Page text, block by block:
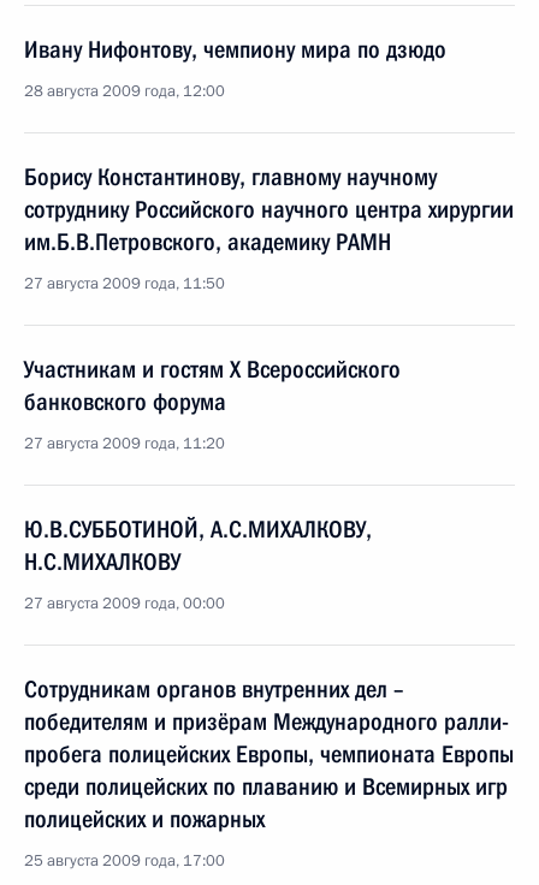
Ивану Нифонтову, чемпиону мира по дзюдо
28 августа 2009 года, 12:00
Борису Константинову, главному научному
сотруднику Российского научного центра хирургии
им.Б.В.Петровского, академику РАМН
27 августа 2009 года, 11:50
Участникам и гостям X Всероссийского
банковского форума
27 августа 2009 года, 11:20
Ю.В.СУББОТИНОЙ, А.С.МИХАЛКОВУ,
Н.С.МИХАЛКОВУ
27 августа 2009 года, 00:00
Сотрудникам органов внутренних дел –
победителям и призёрам Международного ралли-
пробега полицейских Европы, чемпионата Европы
среди полицейских по плаванию и Всемирных игр
полицейских и пожарных
25 августа 2009 года, 17:00